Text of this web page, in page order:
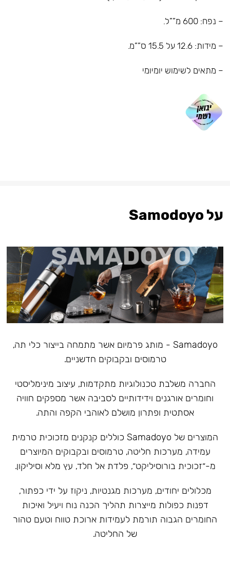
– נפח: 600 מ””ל.
– מידות: 12.6 על 15.5 ס””מ.
– מתאים לשימוש יומיומי
על Samodoyo
Samadoyo - מותג פרמיום אשר מתמחה בייצור כלי תה,
טרמוסים ובקבוקים חדשניים.
‏החברה משלבת טכנולוגיות מתקדמות, עיצוב מינימליסטי
וחומרים אורגנים וידידותיים לסביבה אשר מספקים חוויה
אסתטית ופתרון מושלם לאוהבי הקפה והתה.
המוצרים של Samadoyo כוללים קנקנים מזכוכית טרמית
עמידה, מערכות חליטה, טרמוסים ובקבוקים המיוצרים
מ-״זכוכית בורוסיליקט״, פלדת אל חלד, עץ מלא וסיליקון.
מכלולים יחודים, מערכות מגנטיות, ניקוז על ידי כפתור,
דפנות כפולות מייצרות תהליך הכנה נוח ויעיל ואיכות
החומרים הגבוה תורמת לעמידות ארוכת טווח וטעם טהור
של החליטה.